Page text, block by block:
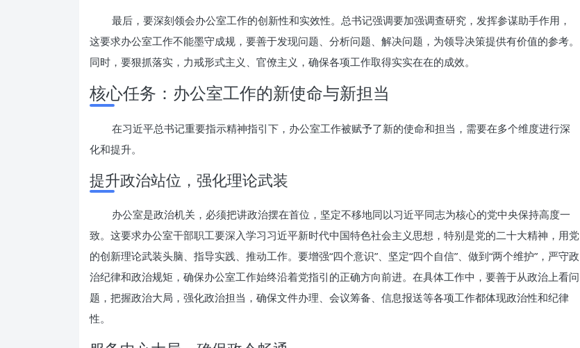
最后，要深刻领会办公室工作的创新性和实效性。总书记强调要加强调查研究，发挥参谋助手作用，
这要求办公室工作不能墨守成规，要善于发现问题、分析问题、解决问题，为领导决策提供有价值的参考。
同时，要狠抓落实，力戒形式主义、官僚主义，确保各项工作取得实实在在的成效。
核心任务：办公室工作的新使命与新担当
在习近平总书记重要指示精神指引下，办公室工作被赋予了新的使命和担当，需要在多个维度进行深
化和提升。
提升政治站位，强化理论武装
办公室是政治机关，必须把讲政治摆在首位，坚定不移地同以习近平同志为核心的党中央保持高度一
致。这要求办公室干部职工要深入学习习近平新时代中国特色社会主义思想，特别是党的二十大精神，用党
的创新理论武装头脑、指导实践、推动工作。要增强“四个意识”、坚定“四个自信”、做到“两个维护”，严守政
治纪律和政治规矩，确保办公室工作始终沿着党指引的正确方向前进。在具体工作中，要善于从政治上看问
题，把握政治大局，强化政治担当，确保文件办理、会议筹备、信息报送等各项工作都体现政治性和纪律
性。